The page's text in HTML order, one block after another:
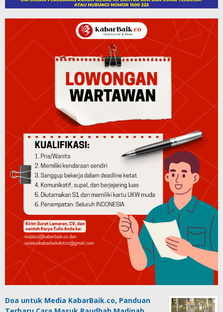
Doa untuk Media KabarBaik.co, Panduan